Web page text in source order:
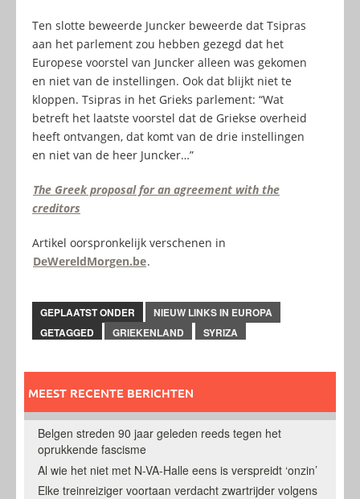
Ten slotte beweerde Juncker beweerde dat Tsipras
aan het parlement zou hebben gezegd dat het
Europese voorstel van Juncker alleen was gekomen
en niet van de instellingen. Ook dat blijkt niet te
kloppen. Tsipras in het Grieks parlement: “Wat
betreft het laatste voorstel dat de Griekse overheid
heeft ontvangen, dat komt van de drie instellingen
en niet van de heer Juncker…”
The Greek proposal for an agreement with the
creditors
Artikel oorspronkelijk verschenen in
DeWereldMorgen.be.
GEPLAATST ONDER
NIEUW LINKS IN EUROPA
GETAGGED
GRIEKENLAND SYRIZA
MEEST RECENTE BERICHTEN
Belgen streden 90 jaar geleden reeds tegen het
oprukkende fascisme
Al wie het niet met N-VA-Halle eens is verspreidt ‘onzin’
Elke treinreiziger voortaan verdacht zwartrijder volgens